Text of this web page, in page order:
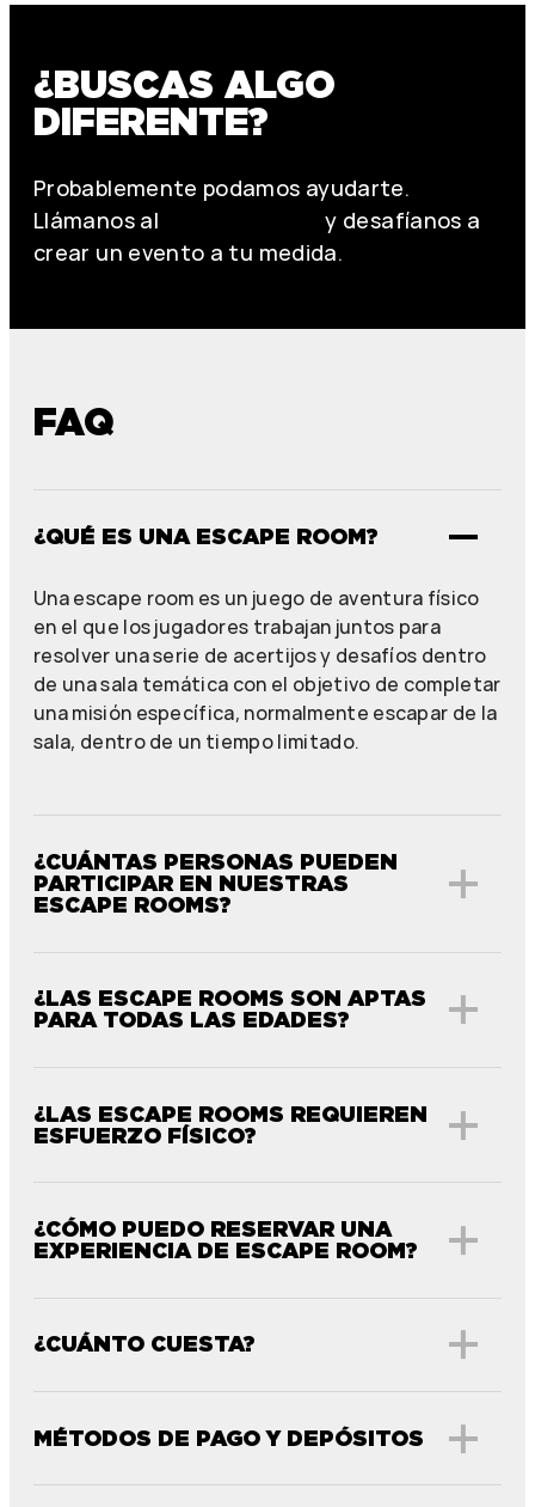
¿BUSCAS ALGO
DIFERENTE?
Probablemente podamos ayudarte.
Llámanos al
y desafíanos a
crear un evento a tu medida.
FAQ
¿QUÉ ES UNA ESCAPE ROOM?
Una escape room es un juego de aventura físico
en el que los jugadores trabajan juntos para
resolver una serie de acertijos y desafíos dentro
de una sala temática con el objetivo de completar
una misión específica, normalmente escapar de la
sala, dentro de un tiempo limitado.
¿CUÁNTAS PERSONAS PUEDEN
PARTICIPAR EN NUESTRAS
ESCAPE ROOMS?
¿LAS ESCAPE ROOMS SON APTAS
PARA TODAS LAS EDADES?
¿LAS ESCAPE ROOMS REQUIEREN
ESFUERZO FÍSICO?
¿CÓMO PUEDO RESERVAR UNA
EXPERIENCIA DE ESCAPE ROOM?
¿CUÁNTO CUESTA?
MÉTODOS DE PAGO Y DEPÓSITOS